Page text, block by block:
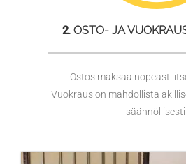
2. OSTO- JA
Ostos maksaa nopeasti
Vuokraus on mahdollista
säännöllisesti.